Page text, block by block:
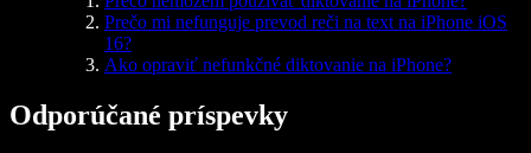
Prečo mi nefunguje prevod reči na text na iPhone iOS
16?
Ako opraviť nefunkčné diktovanie na iPhone?
Odporúčané príspevky